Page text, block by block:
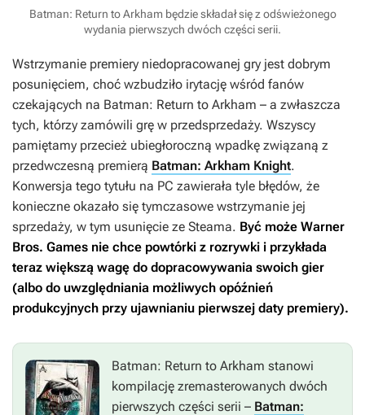
Batman: Return to Arkham będzie składał się z odświeżonego
wydania pierwszych dwóch części serii.
Wstrzymanie premiery niedopracowanej gry jest dobrym
posunięciem, choć wzbudziło irytację wśród fanów
czekających na Batman: Return to Arkham – a zwłaszcza
tych, którzy zamówili grę w przedsprzedaży. Wszyscy
pamiętamy przecież ubiegłoroczną wpadkę związaną z
przedwczesną premierą Batman: Arkham Knight.
Konwersja tego tytułu na PC zawierała tyle błędów, że
konieczne okazało się tymczasowe wstrzymanie jej
sprzedaży, w tym usunięcie ze Steama. Być może Warner
Bros. Games nie chce powtórki z rozrywki i przykłada
teraz większą wagę do dopracowywania swoich gier
(albo do uwzględniania możliwych opóźnień
produkcyjnych przy ujawnianiu pierwszej daty premiery).
Batman: Return to Arkham stanowi
kompilację zremasterowanych dwóch
pierwszych części serii – Batman: